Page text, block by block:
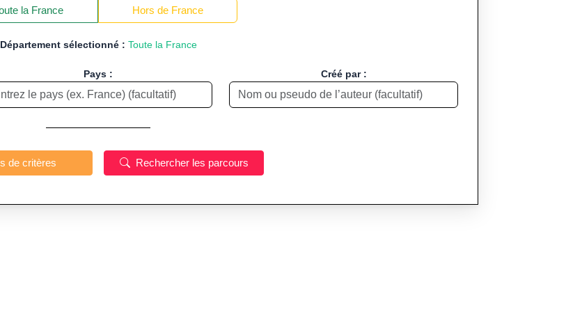
Toute la France Hors de France
Département sélectionné : Toute la France
Pays : Créé par :
Plus de critères Rechercher les parcours